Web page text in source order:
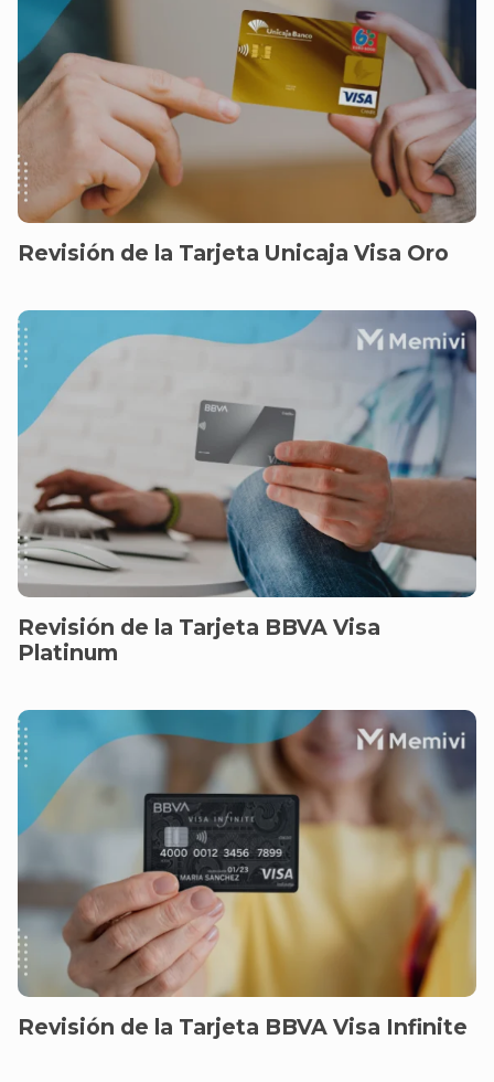
Revisión de la Tarjeta Unicaja Visa Oro
Revisión de la Tarjeta BBVA Visa
Platinum
Revisión de la Tarjeta BBVA Visa Infinite